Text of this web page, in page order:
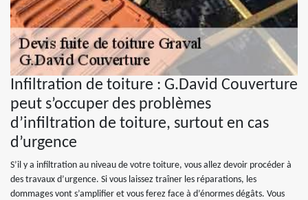
Infiltration de toiture : G.David Couverture
peut s’occuper des problèmes
d’infiltration de toiture, surtout en cas
d’urgence
S’il y a infiltration au niveau de votre toiture, vous allez devoir procéder à
des travaux d’urgence. Si vous laissez traîner les réparations, les
dommages vont s’amplifier et vous ferez face à d’énormes dégâts. Vous